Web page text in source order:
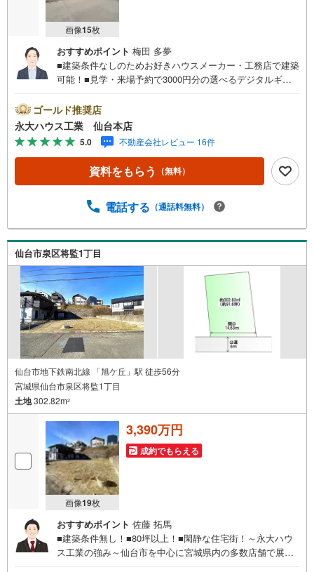
画像15枚
おすすめポイント 梅田 多夢
■建築条件なしのためお好きハウスメーカー・工務店で建築
可能！■見学・来場予約で3000円分の選べるデジタルギフ
業の強み～仙台市を中心に宮城県内の多数店舗で展開中！
こちらでは当社の強みを大きく2つに分けてご紹介！1.＜豊
富な不動産知識＞戸建・マンション・土地...と種別を問わ
ず不動産を取り扱っております。更に教育施設や商業施
設、子育て環境や行政などの地域情報を総合し、お客様に
より良い物件選びをして頂けるよう、しっかりとサポート
入】【売却】【引っ越し】【リフォーム】など住宅に関す
ン各種税金についても、誠心誠意ご説明させて頂きます。
各店舗ではキッズスペースも完備！お子様連れのご家族様
で是非お越しください。営業時間:10:00～18:00（定休日
火・水曜日※店舗により変動あり）現地のご案内も可能です
ので、どうぞお気軽にお問い合わせください！
ゴールド推奨店
永大ハウス工業 仙台本店
5.0 不動産会社レビュー 16件
資料をもらう （無料）
電話する （通話料無料）
仙台市泉区将監1丁目
仙台市地下鉄南北線 「旭ケ丘」駅 徒歩56分
宮城県仙台市泉区将監1丁目
土地302.82m2
画像19枚
3,390万円
成約でもらえる
おすすめポイント 佐藤 拓馬
■建築条件無し！■80坪以上！■閑静な住宅街！～永大ハウ
ス工業の強み～仙台市を中心に宮城県内の多数店舗で展開